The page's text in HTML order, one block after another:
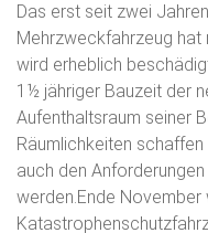
Das erst seit zwei
Mehrzweckfahrzeug hat
wird erheblich
1½ jähriger Bauzeit der
Aufenthaltsraum seiner
Räumlichkeiten
auch den
werden.Ende